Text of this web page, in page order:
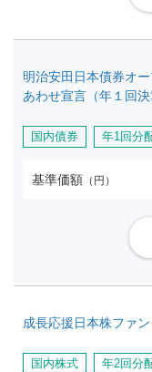
明治安田日本債券オ
あわせ宣言（年１回決
国内債券 年1回分
基準価額 （円）
成長応援日本株ファ
国内株式 年2回分